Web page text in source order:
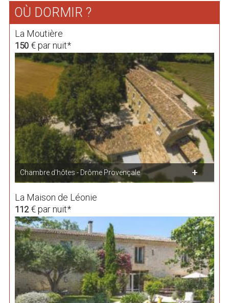
OÙ DORMIR ?
La Moutière
150€ par nuit*
Chambre d'hôtes - Drôme Provençale
La Maison de Léonie
112€ par nuit*